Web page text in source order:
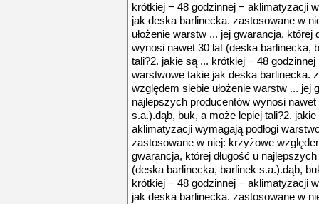
krótkiej − 48 godzinnej − aklimatyzacji
jak deska barlinecka. zastosowane w
ułożenie warstw ... jej gwarancja,
wynosi nawet 30 lat (deska barlinecka,
tali?2. jakie są ... krótkiej − 48
warstwowe takie jak deska barlinecka.
względem siebie ułożenie warstw ... jej
najlepszych producentów wynosi
s.a.).dąb, buk, a może lepiej tali?2.
aklimatyzacji wymagają podłogi
zastosowane w niej: krzyżowe
gwarancja, której długość u
(deska barlinecka, barlinek s.a.).dąb,
krótkiej − 48 godzinnej − aklimatyzacji
jak deska barlinecka. zastosowane w